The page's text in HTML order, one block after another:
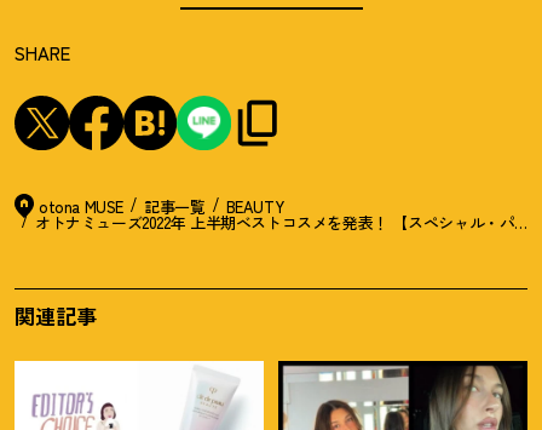
SHARE
otona MUSE 記事一覧 BEAUTY
オトナミューズ2022年 上半期ベストコスメを発表 ！ 【スペシャル・パー
関連記事